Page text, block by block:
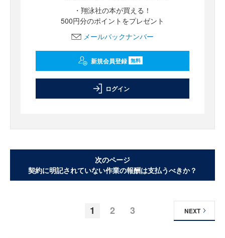
・翔泳社の本が買える！
500円分のポイントをプレゼント
メールバックナンバー
新規会員登録 無料
ログイン
次のページ
契約に明記されていない作業の報酬は支払うべきか？
1 2 3 NEXT